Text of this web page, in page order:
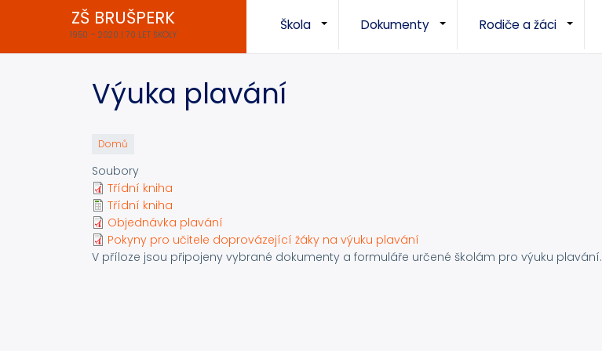
ZŠ BRUŠPERK
1950 – 2020 | 70 LET ŠKOLY +
Škola +
Dokumenty +
Rodiče a žáci
Výuka plavání
Domů
Soubory
Třídní kniha
Třídní kniha
Objednávka plavání
Pokyny pro učitele doprovázející žáky na výuku plavání
V příloze jsou připojeny vybrané dokumenty a formuláře určené školám pro výuku plavání.